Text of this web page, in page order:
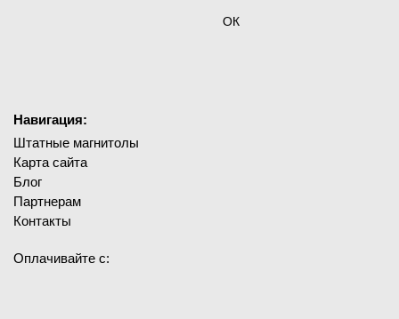
ОК
Навигация:
Штатные магнитолы
Карта сайта
Блог
Партнерам
Контакты
Оплачивайте с: